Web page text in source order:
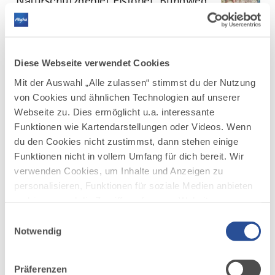
Diese Webseite verwendet Cookies
Mit der Auswahl „Alle zulassen“ stimmst du der Nutzung
von Cookies und ähnlichen Technologien auf unserer
Webseite zu. Dies ermöglicht u.a. interessante
Funktionen wie Kartendarstellungen oder Videos. Wenn
du den Cookies nicht zustimmst, dann stehen einige
Funktionen nicht in vollem Umfang für dich bereit. Wir
verwenden Cookies, um Inhalte und Anzeigen zu
personalisieren, Funktionen für soziale Medien anbieten
deiner Verwendung unserer Website an unsere Partner
Notwendig
Präferenzen
über die Riedholzer Kugel
©
Rauschende Wasserfälle und tiefe Strudellöcher,
etwa dreieinhalb Kilometer lange Naturschutzgebiet
Eistobel ist zu jeder Jahreszeit ein lohnendes...
9,2 km 3:45 h
AUFSTIEG
399 m
SCHWIERIGKEIT
mittel
4
Jakobus-Pilgerweg Ost
©